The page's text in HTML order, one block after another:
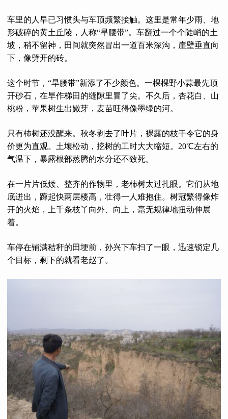
车里的人早已习惯头与车顶频繁接触。这里是常年少雨、地
形破碎的黄土丘陵，人称“旱腰带”。车翻过一个个陡峭的土
坡，稍不留神，田间就突然冒出一道百米深沟，崖壁垂直向
下，像劈开的砖。
这个时节，“旱腰带”新添了不少颜色。一棵棵野小蒜最先顶
开砂石，在旱作梯田的缝隙里冒了尖。不久后，杏花白、山
桃粉，苹果树生出嫩芽，麦苗旺得像墨绿的河。
只有柿树还没醒来。秋冬剥去了叶片，裸露的枝干令它的身
价更为直观。土壤松动，挖树的工时大大缩短。20℃左右的
气温下，暴露根部蒸腾的水分还不致死。
在一片片低矮、整齐的作物里，老柿树太过扎眼。它们从地
底迸出，蹿起快两层楼高，壮得一人难抱住。树冠繁得像炸
开的火焰，上千条枝丫向外、向上，毫无规律地扭动伸展
着。
车停在铺满秸秆的田埂前，孙兴下车扫了一眼，迅速锁定几
个目标，剩下的就看老赵了。